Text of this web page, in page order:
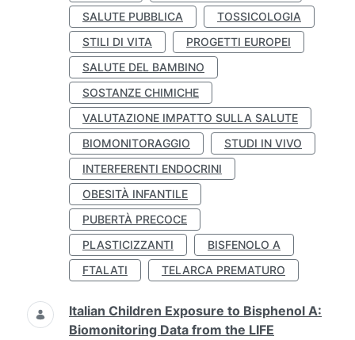
SALUTE PUBBLICA
TOSSICOLOGIA
STILI DI VITA
PROGETTI EUROPEI
SALUTE DEL BAMBINO
SOSTANZE CHIMICHE
VALUTAZIONE IMPATTO SULLA SALUTE
BIOMONITORAGGIO
STUDI IN VIVO
INTERFERENTI ENDOCRINI
OBESITÀ INFANTILE
PUBERTÀ PRECOCE
PLASTICIZZANTI
BISFENOLO A
FTALATI
TELARCA PREMATURO
Italian Children Exposure to Bisphenol A:
Biomonitoring Data from the LIFE